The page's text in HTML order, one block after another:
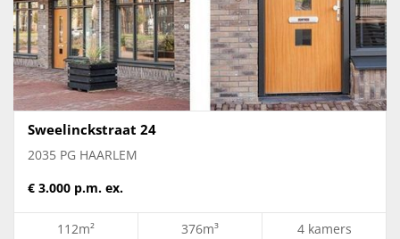
Sweelinckstraat 24
2035 PG HAARLEM
€ 3.000 p.m. ex.
112m² 376m³ 4 kamers